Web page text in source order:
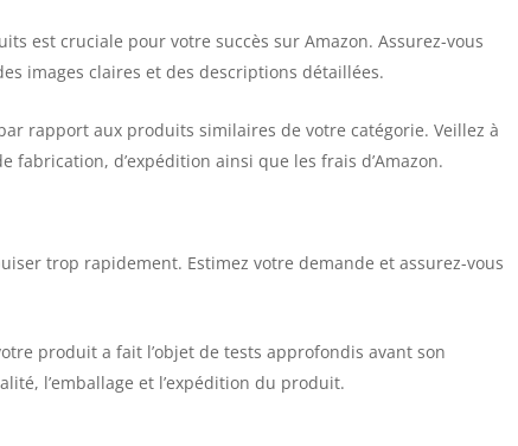
est cruciale pour votre succès sur Amazon. Assurez-vous
images claires et des descriptions détaillées.
rapport aux produits similaires de votre catégorie. Veillez à
d’expédition ainsi que les frais d’Amazon.
trop rapidement. Estimez votre demande et assurez-vous
produit a fait l’objet de tests approfondis avant son
l’emballage et l’expédition du produit.